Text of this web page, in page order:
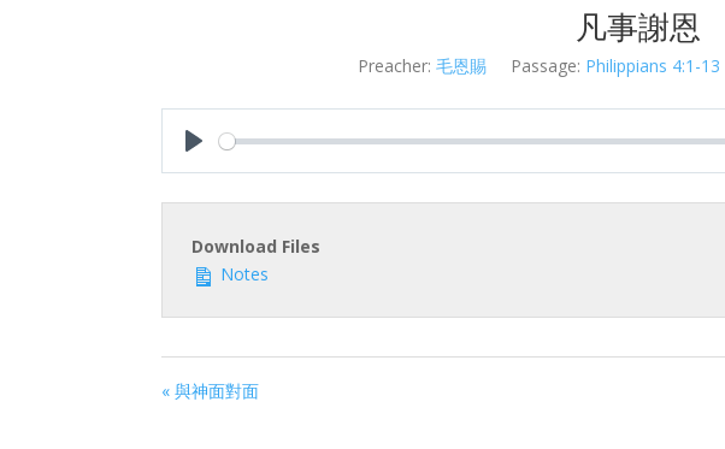
凡事謝恩
Preacher: 毛恩賜 Passage: Philippians 4:1-13
Download Files
Notes
« 與神面對面